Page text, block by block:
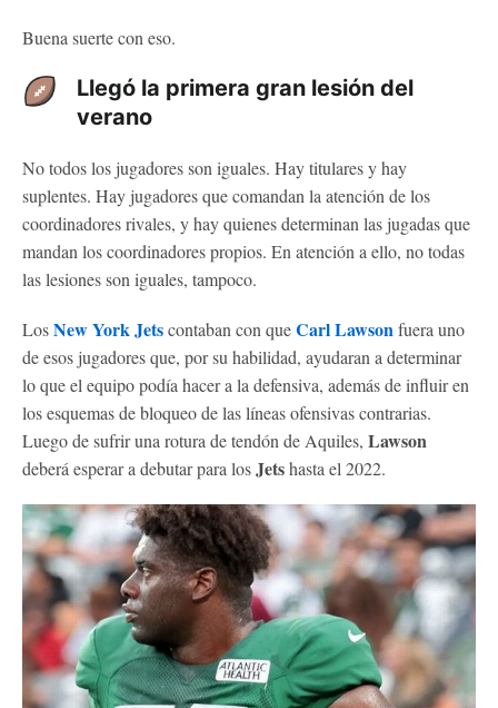
Buena suerte con eso.
Llegó la primera gran lesión del
verano
No todos los jugadores son iguales. Hay titulares y hay
suplentes. Hay jugadores que comandan la atención de los
coordinadores rivales, y hay quienes determinan las jugadas que
mandan los coordinadores propios. En atención a ello, no todas
las lesiones son iguales, tampoco.
LosNew York Jetscontaban con queCarl Lawsonfuera uno
de esos jugadores que, por su habilidad, ayudaran a determinar
lo que el equipo podía hacer a la defensiva, además de influir en
los esquemas de bloqueo de las líneas ofensivas contrarias.
Luego de sufrir una rotura de tendón de Aquiles, Lawson
deberá esperar a debutar para losJetshasta el 2022.